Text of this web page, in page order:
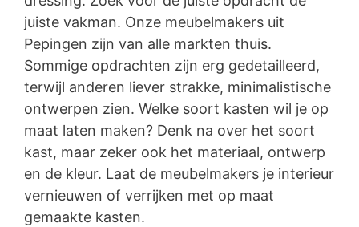
juiste vakman. Onze meubelmakers uit
Pepingen zijn van alle markten thuis.
Sommige opdrachten zijn erg gedetailleerd,
terwijl anderen liever strakke, minimalistische
ontwerpen zien. Welke soort kasten wil je op
maat laten maken? Denk na over het soort
kast, maar zeker ook het materiaal, ontwerp
en de kleur. Laat de meubelmakers je interieur
vernieuwen of verrijken met op maat
gemaakte kasten.